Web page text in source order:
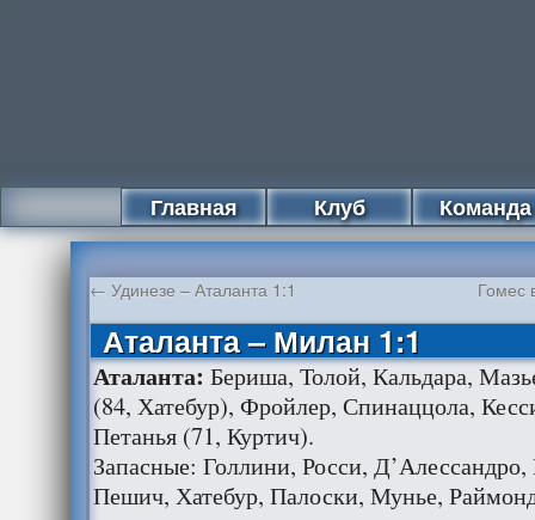
Главная Клуб Команда
← Удинезе – Аталанта 1:1 Гомес
Аталанта – Милан 1:1
Аталанта:Бериша, Толой, Кальдара,
(84, Хатебур), Фройлер, Спинаццола,
Петанья (71, Куртич).
Запасные: Голлини, Росси,
Пешич, Хатебур, Палоски, Мунье,